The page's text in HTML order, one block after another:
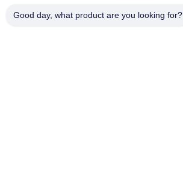
주소
Good day, what product are you looking for?